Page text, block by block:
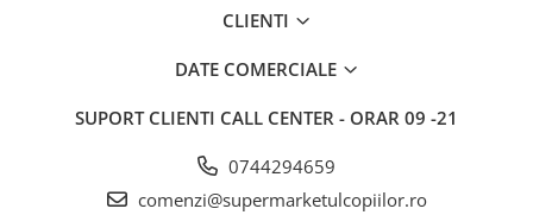
Leagane copii
Masinute si vehicule pentru copii
Piscine copii
CLIENTI
DATE COMERCIALE
SUPORT CLIENTI CALL CENTER - ORAR 09 -21
0744294659
comenzi@supermarketulcopiilor.ro